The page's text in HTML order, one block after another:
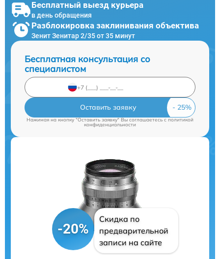
Бесплатный выезд курьера
в день обращения
Разблокировка заклинивания объектива
Зенит Зенитар 2/35 от 35 минут
Бесплатная консультация со
специалистом
Оставить заявку
Нажимая на кнопку "Оставить заявку" Вы соглашаетесь cполитикой
конфиденциальности
-20%
Скидка по
предварительной
записи на сайте